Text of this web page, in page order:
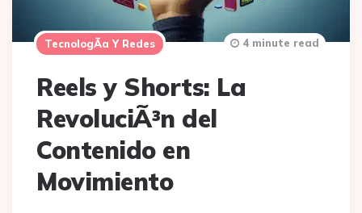
TecnologÃ­a Y Redes
Reels y Shorts: La
RevoluciÃ³n del
Contenido en
Movimiento
4 minute read